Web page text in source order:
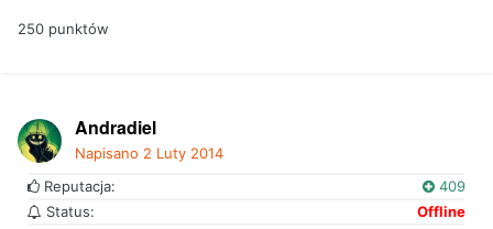
250 punktów
Andradiel
Napisano 2 Luty 2014
Reputacja:
409
Status:
Offline